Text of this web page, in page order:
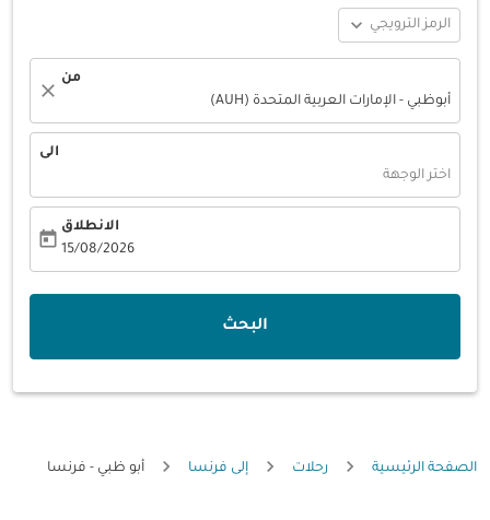
الرمز الترويجي expand_more
من
أبوظبي - الإمارات العربية المتحدة (AUH)
close
الى
اختر الوجهة
الانطلاق
15/08/2026
today
البحث
الصفحة الرئيسية رحلات إلى فرنسا أبو ظبي - فرنسا